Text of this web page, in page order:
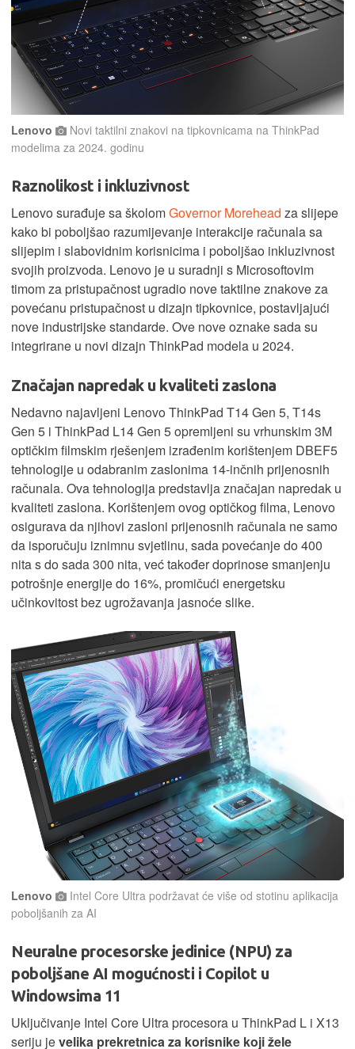
Lenovo
Novi taktilni znakovi na tipkovnicama na ThinkPad
modelima za 2024. godinu
Raznolikost i inkluzivnost
Lenovo surađuje sa školomGovernor Morehead za slijepe
kako bi poboljšao razumijevanje interakcije računala sa
slijepim i slabovidnim korisnicima i poboljšao inkluzivnost
svojih proizvoda. Lenovo je u suradnji s Microsoftovim
timom za pristupačnost ugradio nove taktilne znakove za
povećanu pristupačnost u dizajn tipkovnice, postavljajući
nove industrijske standarde. Ove nove oznake sada su
integrirane u novi dizajn ThinkPad modela u 2024.
Značajan napredak u kvaliteti zaslona
Nedavno najavljeni Lenovo ThinkPad T14 Gen 5, T14s
Gen 5 i ThinkPad L14 Gen 5 opremljeni su vrhunskim 3M
optičkim filmskim rješenjem izrađenim korištenjem DBEF5
tehnologije u odabranim zaslonima 14-inčnih prijenosnih
računala. Ova tehnologija predstavlja značajan napredak u
kvaliteti zaslona. Korištenjem ovog optičkog filma, Lenovo
osigurava da njihovi zasloni prijenosnih računala ne samo
da isporučuju iznimnu svjetlinu, sada povećanje do 400
nita s do sada 300 nita, već također doprinose smanjenju
potrošnje energije do 16%, promičući energetsku
učinkovitost bez ugrožavanja jasnoće slike.
Lenovo
Intel Core Ultra podržavat će više od stotinu aplikacija
poboljšanih za AI
Neuralne procesorske jedinice (NPU) za
poboljšane AI mogućnosti i Copilot u
Windowsima 11
Uključivanje Intel Core Ultra procesora u ThinkPad L i X13
seriju jevelika prekretnica za korisnike koji žele